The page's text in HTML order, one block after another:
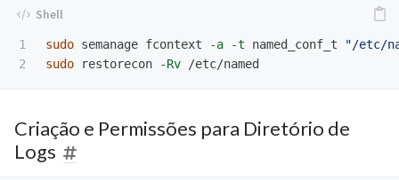
1
sudo semanage fcontext -a -t named_conf_t
"/etc/
sudo
restorecon -Rv
Criação e Permissões para Diretório de
Logs